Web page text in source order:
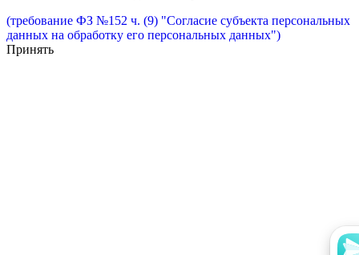
(требование ФЗ №152 ч. (9) "Согласие субъекта персональных
данных на обработку его персональных данных")
Принять